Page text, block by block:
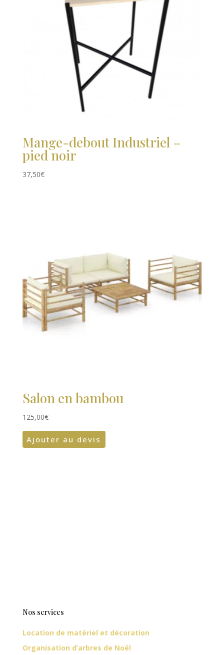
Mange-debout Industriel –
pied noir
37,50€
Salon en bambou
125,00€
Ajouter au devis
Nos services
Location de matériel et décoration
Organisation d’arbres de Noël